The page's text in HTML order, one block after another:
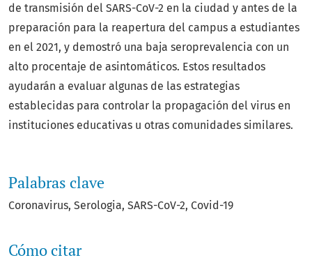
Palabras clave
Coronavirus Serologia SARS-CoV-2 Covid-19
Cómo citar
de transmisión del SARS-CoV-2 en la ciudad y antes de la
preparación para la reapertura del campus a estudiantes
en el 2021, y demostró una baja seroprevalencia con un
alto procentaje de asintomáticos. Estos resultados
ayudarán a evaluar algunas de las estrategias
establecidas para controlar la propagación del virus en
instituciones educativas u otras comunidades similares.